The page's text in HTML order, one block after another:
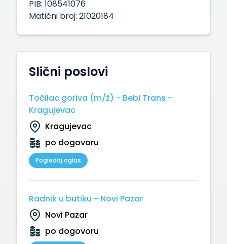
PIB: 108541076
Matični broj: 21020184
Slični poslovi
Točilac goriva (m/ž) - Bebi Trans -
Kragujevac
Kragujevac
po dogovoru
Pogledaj oglas
Radnik u butiku - Novi Pazar
Novi Pazar
po dogovoru